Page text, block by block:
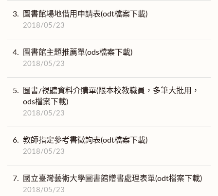
3. 圖書館場地借用申請表(odt檔案下載)
2018/05/23
4. 圖書館主題推薦單(ods檔案下載)
2018/05/23
5.
圖書/視聽資料介購單(限本校教職員，多筆大批用，
ods檔案下載)
2018/05/23
6. 教師指定參考書徵詢表(odt檔案下載)
2018/05/23
7. 國立臺灣藝術大學圖書館贈書處理表單(odt檔案下載)
2018/05/23